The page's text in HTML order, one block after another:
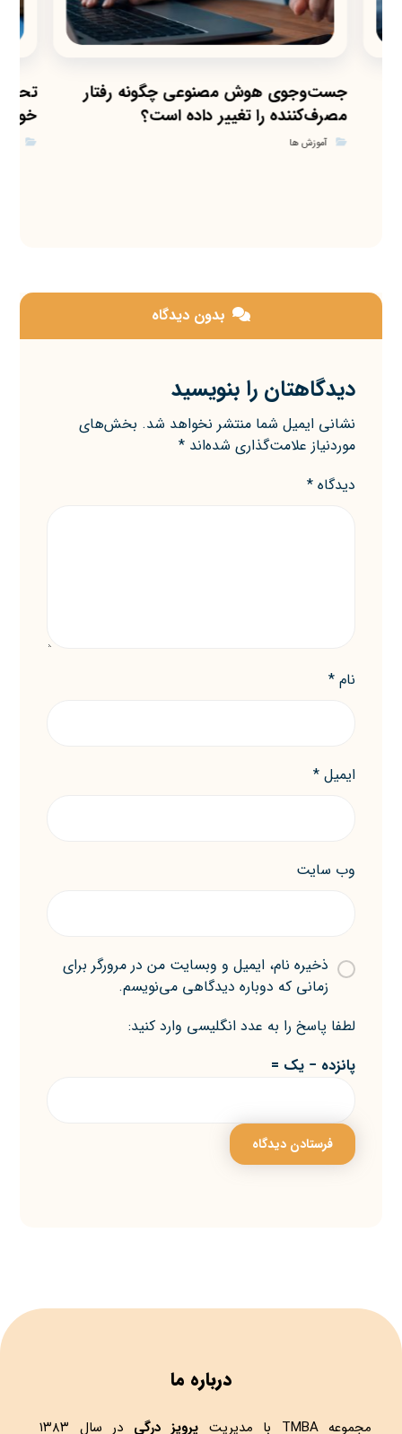
جست‌وجوی هوش مصنوعی چگونه رفتار
مصرف‌کننده را تغییر داده است؟
آموزش ها
خود
بدون دیدگاه
دیدگاهتان را بنویسید
نشانی ایمیل شما منتشر نخواهد شد. بخش‌های
موردنیاز علامت‌گذاری شده‌اند*
دیدگاه*
نام*
ایمیل*
وب‌ سایت
ذخیره نام، ایمیل و وبسایت من در مرورگر برای
زمانی که دوباره دیدگاهی می‌نویسم.
لطفا پاسخ را به عدد انگلیسی وارد کنید:
پانزده − یک =
درباره ما
مجموعهTMBA با مدیریت پرویز درگی در سال ۱۳۸۳